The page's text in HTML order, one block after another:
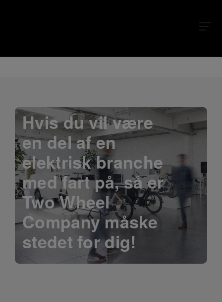
Hvis du vil være
en del af en
elektrisk branche
med fart på, så er
Two Wheel
Company måske
stedet for dig!